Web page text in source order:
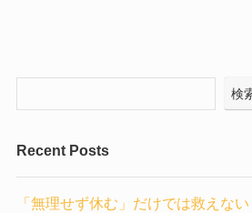
検
Recent Posts
「無理せず休む」だけでは救えな